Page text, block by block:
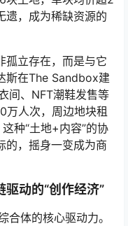
遗，成为稀缺资源的
孤立存在，而是与它
斯在The Sandbox建
间、NFT潮鞋发售等
万人次，周边地块租
种“土地+内容”的协
的，摇身一变成为商
动的“创作经济”
合体的核心驱动力。